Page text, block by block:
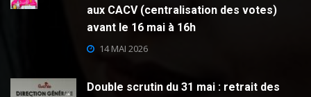
aux CACV (centralisation des votes)
avant le 16 mai à 16h
14 MAI 2026
Double scrutin du 31 mai : retrait des